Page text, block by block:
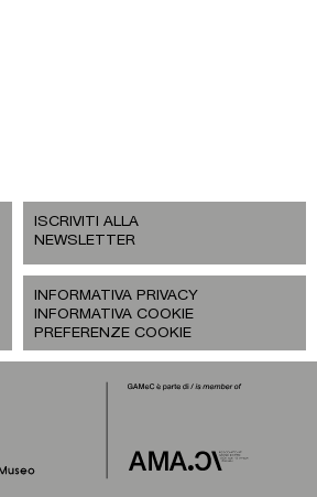
ISCRIVITI ALLA
NEWSLETTER
INFORMATIVA PRIVACY
INFORMATIVA COOKIE
PREFERENZE COOKIE